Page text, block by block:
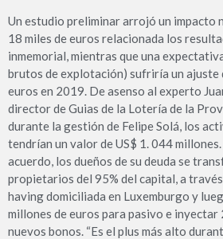
Un estudio preliminar arrojó un impacto
18 miles de euros relacionada los
inmemorial, mientras que una
brutos de explotación) sufriría un ajuste
euros en 2019. De asenso al experto
director de Guias de la Lotería de la
durante la gestión de Felipe Solá, los
tendrían un valor de US$ 1. 044
acuerdo, los dueños de su deuda se
propietarios del 95% del capital, a
having domiciliada en Luxemburgo y
millones de euros para pasivo e inyectar
nuevos bonos. “Es el plus más alto